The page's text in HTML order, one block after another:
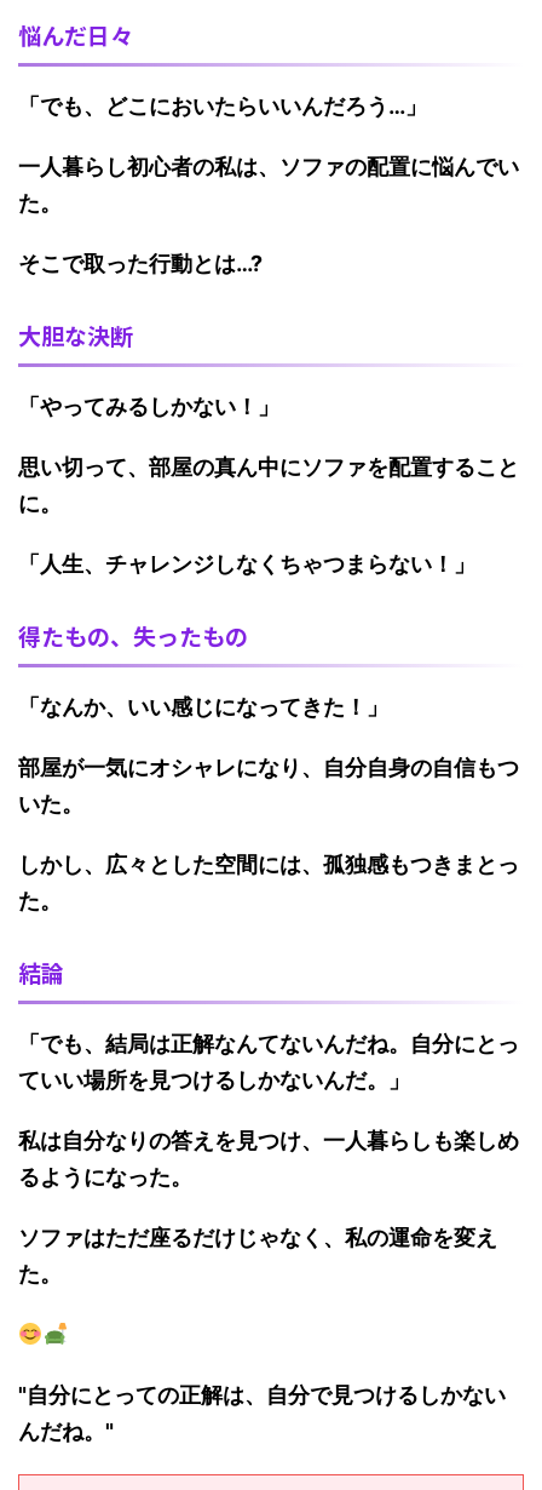
悩んだ日々
「でも、どこにおいたらいいんだろう…」
一人暮らし初心者の私は、ソファの配置に悩んでい
た。
そこで取った行動とは…?
大胆な決断
「やってみるしかない！」
思い切って、部屋の真ん中にソファを配置すること
に。
「人生、チャレンジしなくちゃつまらない！」
得たもの、失ったもの
「なんか、いい感じになってきた！」
部屋が一気にオシャレになり、自分自身の自信もつ
いた。
しかし、広々とした空間には、孤独感もつきまとっ
た。
結論
「でも、結局は正解なんてないんだね。自分にとっ
ていい場所を見つけるしかないんだ。」
私は自分なりの答えを見つけ、一人暮らしも楽しめ
るようになった。
ソファはただ座るだけじゃなく、私の運命を変え
た。
"自分にとっての正解は、自分で見つけるしかない
んだね。"